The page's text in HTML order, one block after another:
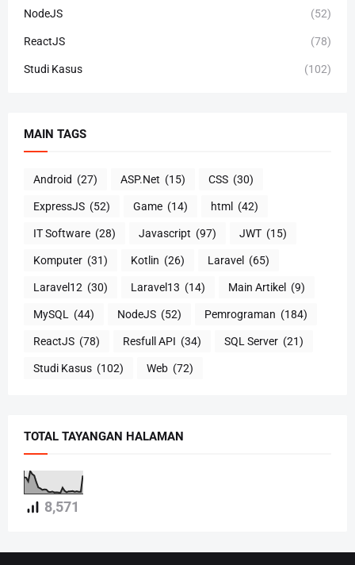
NodeJS (52)
ReactJS (78)
Studi Kasus (102)
MAIN TAGS
Android (27) ASP.Net (15) CSS (30)
ExpressJS (52) Game (14) html (42)
IT Software (28) Javascript (97) JWT (15)
Komputer (31) Kotlin (26) Laravel (65)
Laravel12 (30) Laravel13 (14) Main Artikel (9)
MySQL (44) NodeJS (52) Pemrograman (184)
ReactJS (78) Resfull API (34) SQL Server (21)
Studi Kasus (102) Web (72)
TOTAL TAYANGAN HALAMAN
8,571